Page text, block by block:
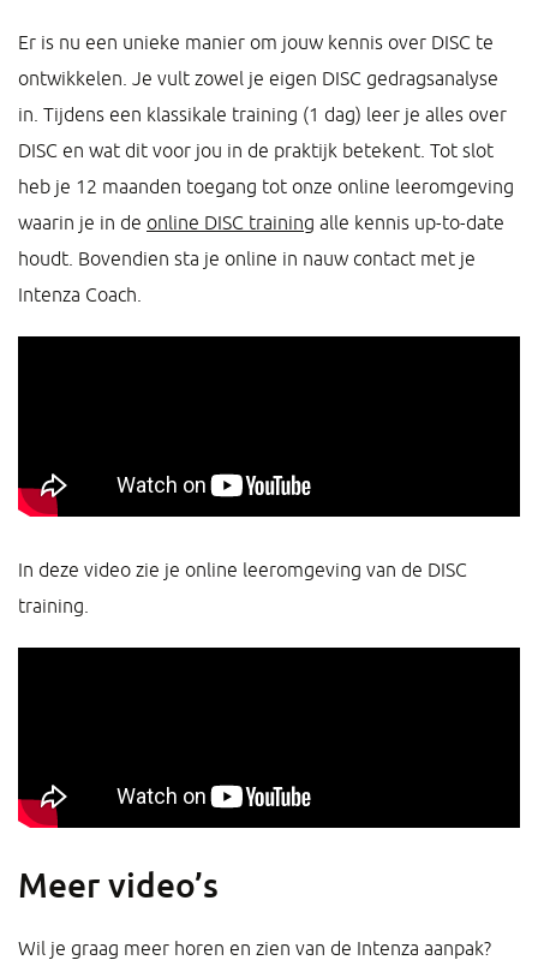
Er is nu een unieke manier om jouw kennis over DISC te
ontwikkelen. Je vult zowel je eigen DISC gedragsanalyse
in. Tijdens een klassikale training (1 dag) leer je alles over
DISC en wat dit voor jou in de praktijk betekent. Tot slot
heb je 12 maanden toegang tot onze online leeromgeving
waarin je in de online DISC training alle kennis up-to-date
houdt. Bovendien sta je online in nauw contact met je
Intenza Coach.
In deze video zie je online leeromgeving van de DISC
training.
Meer video’s
Wil je graag meer horen en zien van de Intenza aanpak?